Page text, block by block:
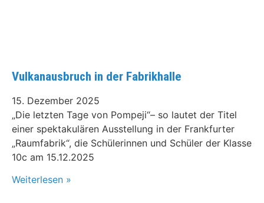
Vulkanausbruch in der Fabrikhalle
15. Dezember 2025
„Die letzten Tage von Pompeji“– so lautet der Titel
einer spektakulären Ausstellung in der Frankfurter
„Raumfabrik“, die Schülerinnen und Schüler der Klasse
10c am 15.12.2025
Weiterlesen »